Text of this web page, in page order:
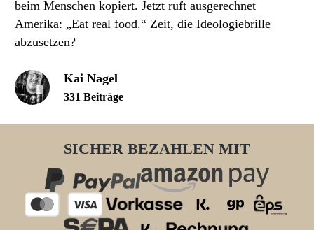
beim Menschen kopiert. Jetzt ruft ausgerechnet
Amerika: „Eat real food.“ Zeit, die Ideologiebrille
abzusetzen?
Kai Nagel
331 Beiträge
SICHER BEZAHLEN MIT